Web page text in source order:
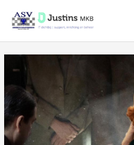
naar
inhoud
navigatie